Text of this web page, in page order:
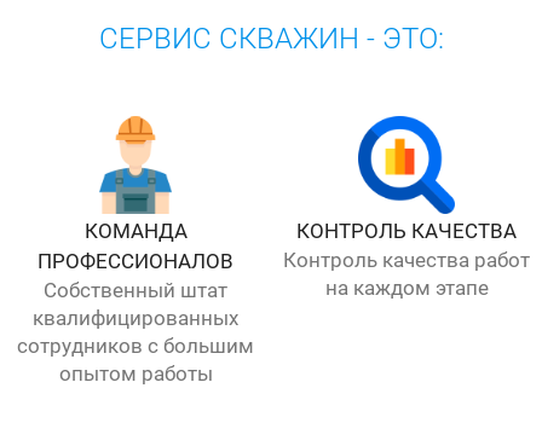
СЕРВИС СКВАЖИН - ЭТО:
КОМАНДА
ПРОФЕССИОНАЛОВ
Собственный штат
квалифицированных
сотрудников с большим
опытом работы
КОНТРОЛЬ КАЧЕСТВА
Контроль качества работ
на каждом этапе